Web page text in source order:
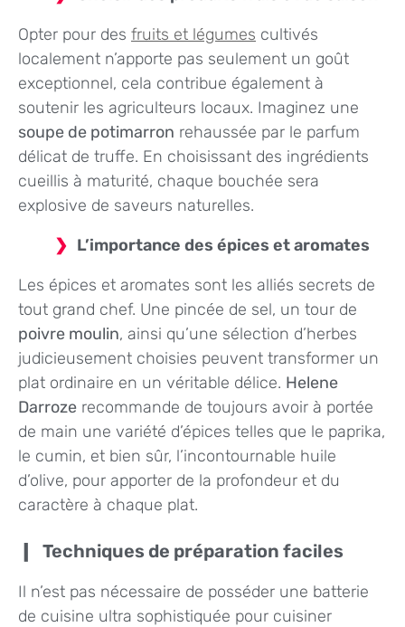
Opter pour des fruits et légumes cultivés
localement n’apporte pas seulement un goût
exceptionnel, cela contribue également à
soutenir les agriculteurs locaux. Imaginez une
soupe de potimarron rehaussée par le parfum
délicat de truffe. En choisissant des ingrédients
cueillis à maturité, chaque bouchée sera
explosive de saveurs naturelles.
L’importance des épices et aromates
Les épices et aromates sont les alliés secrets de
tout grand chef. Une pincée de sel, un tour de
poivre moulin, ainsi qu’une sélection d’herbes
judicieusement choisies peuvent transformer un
plat ordinaire en un véritable délice. Helene
Darroze recommande de toujours avoir à portée
de main une variété d’épices telles que le paprika,
le cumin, et bien sûr, l’incontournable huile
d’olive, pour apporter de la profondeur et du
caractère à chaque plat.
Techniques de préparation faciles
Il n’est pas nécessaire de posséder une batterie
de cuisine ultra sophistiquée pour cuisiner